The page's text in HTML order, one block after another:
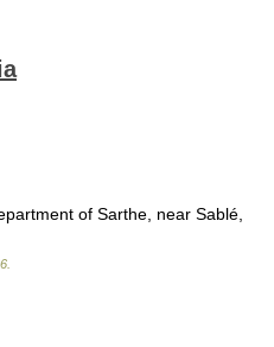
of Sarthe, near Sablé,